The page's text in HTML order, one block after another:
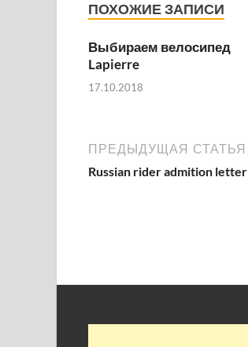
ПОХОЖИЕ ЗАПИСИ
Выбираем велосипед
Lapierre
17.10.2018
ПРЕДЫДУЩАЯ СТАТЬЯ
Russian rider admition letter